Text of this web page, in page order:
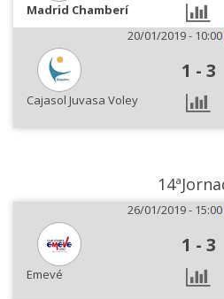
Madrid Chamberí
20/01/2019 - 10:00
1 - 3
Cajasol Juvasa Voley
26/01/2019 - 15:00
1 - 3
Emevé